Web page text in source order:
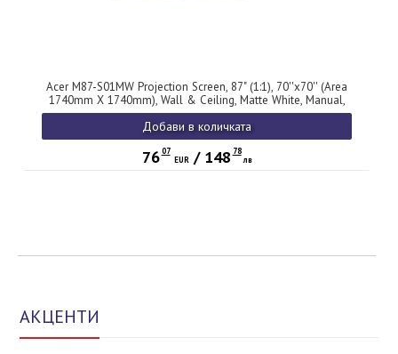
Acer M87-S01MW Projection Screen, 87" (1:1), 70''x70'' (Area
1740mm X 1740mm), Wall & Ceiling, Matte White, Manual,
5.5Kg
Добави в количката
76 07
EUR/ 148 78
лв
АКЦЕНТИ